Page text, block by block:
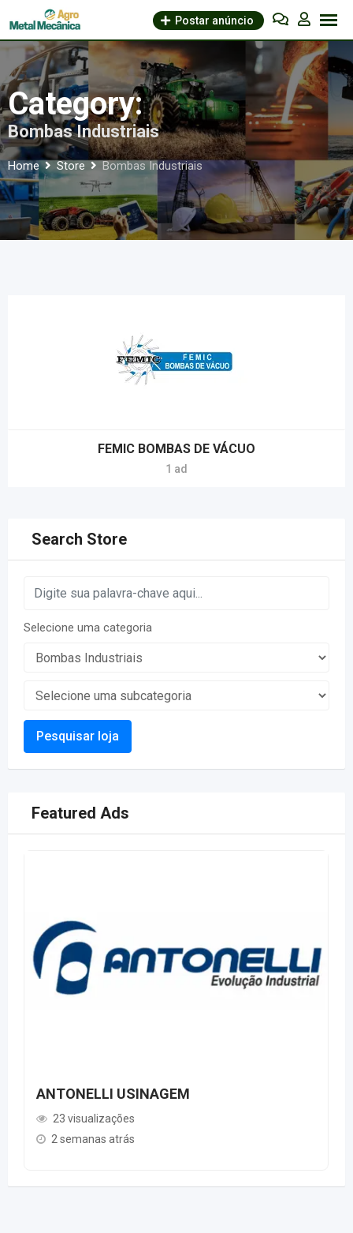
to
content
Postar anúncio
Category:
Bombas Industriais
Home Store Bombas Industriais
FEMIC BOMBAS DE VÁCUO
1 ad
Search Store
Selecione uma categoria
Pesquisar loja
Featured Ads
ANTONELLI USINAGEM
23 visualizações
2 semanas atrás